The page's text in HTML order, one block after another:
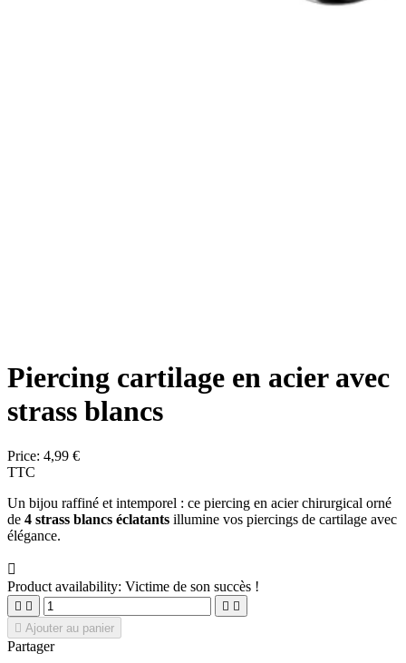
Piercing cartilage en acier avec
strass blancs
Price: 4,99 €
TTC
Un bijou raffiné et intemporel : ce piercing en acier chirurgical orné
de 4 strass blancs éclatants illumine vos piercings de cartilage avec
élégance.

Product availability: Victime de son succès !
   
 Ajouter au panier
Partager